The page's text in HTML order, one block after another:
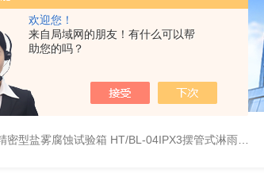
欢迎您！
来自局域网的朋友！有什么可以帮
助您的吗？
密型盐雾腐蚀试验箱 HT/BL-04IPX3摆管式淋雨试验机